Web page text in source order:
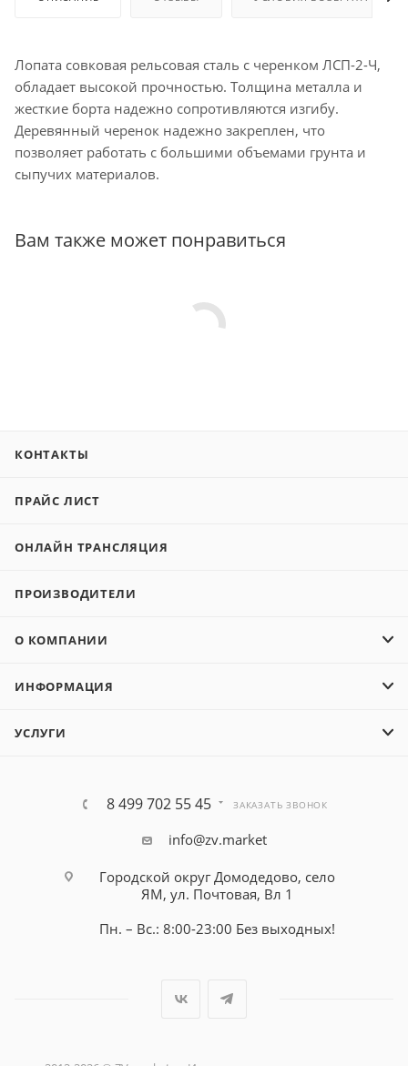
Лопата совковая рельсовая сталь с черенком ЛСП-2-Ч,
обладает высокой прочностью. Толщина металла и
жесткие борта надежно сопротивляются изгибу.
Деревянный черенок надежно закреплен, что
позволяет работать с большими объемами грунта и
сыпучих материалов.
Вам также может понравиться
КОНТАКТЫ
ПРАЙС ЛИСТ
ОНЛАЙН ТРАНСЛЯЦИЯ
ПРОИЗВОДИТЕЛИ
О КОМПАНИИ
ИНФОРМАЦИЯ
УСЛУГИ
8 499 702 55 45 ЗАКАЗАТЬ ЗВОНОК
info@zv.market
Городской округ Домодедово, село
ЯМ, ул. Почтовая, Вл 1
Пн. – Вс.: 8:00-23:00 Без выходных!